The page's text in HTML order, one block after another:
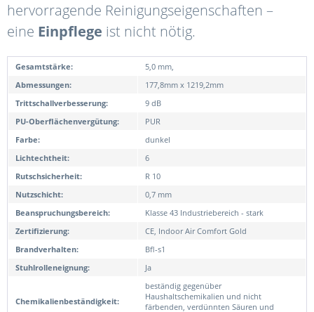
hervorragende Reinigungseigenschaften –
eine Einpflege ist nicht nötig.
Gesamtstärke:
5,0 mm,
Abmessungen:
177,8mm x 1219,2mm
Trittschallverbesserung:
9 dB
PU-Oberflächenvergütung:
PUR
Farbe:
dunkel
Lichtechtheit:
6
Rutschsicherheit:
R 10
Nutzschicht:
0,7 mm
Beanspruchungsbereich:
Klasse 43 Industriebereich - stark
Zertifizierung:
CE, Indoor Air Comfort Gold
Brandverhalten:
Bfl-s1
Stuhlrolleneignung:
Ja
Chemikalienbeständigkeit:
beständig gegenüber
Haushaltschemikalien und nicht
färbenden, verdünnten Säuren und